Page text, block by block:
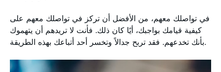
في تواصلك معهم، من الأفضل أن تركز في تواصلك معهم على
كيفية قيامك بواجبك، أيًا كان ذلك. فأنت لا تريدهم أن يتهموك
بأنك تخدعهم. فقد تربح جدالاً وتخسر أحد أتباعك بهذه الطريقة.